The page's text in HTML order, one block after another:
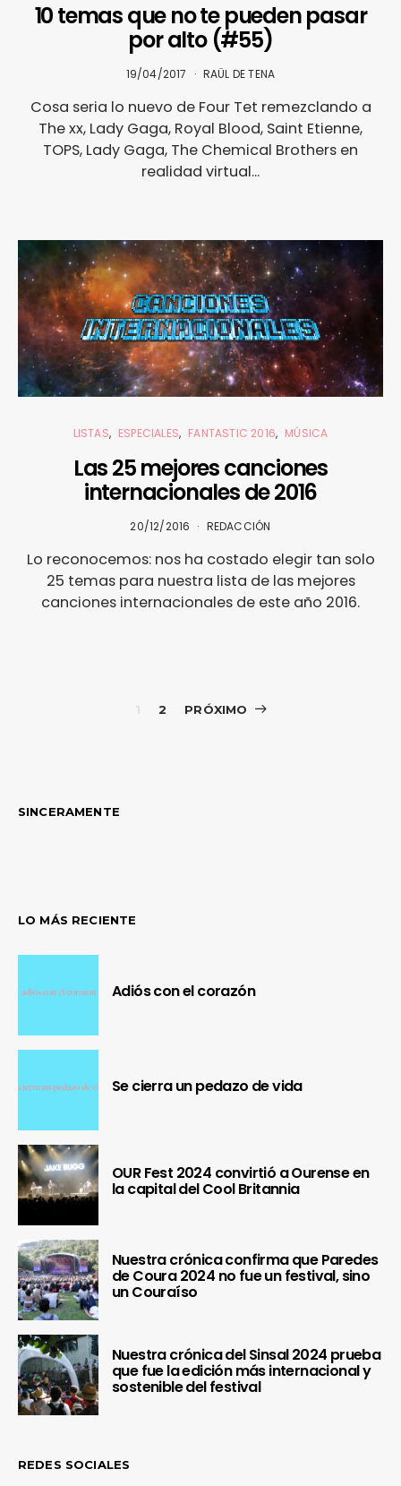
10 temas que no te pueden pasar
por alto (#55)
19/04/2017 RAÜL DE TENA
Cosa seria lo nuevo de Four Tet remezclando a
The xx, Lady Gaga, Royal Blood, Saint Etienne,
TOPS, Lady Gaga, The Chemical Brothers en
realidad virtual...
LISTAS ESPECIALES FANTASTIC 2016 MÚSICA
Las 25 mejores canciones
internacionales de 2016
20/12/2016 REDACCIÓN
Lo reconocemos: nos ha costado elegir tan solo
25 temas para nuestra lista de las mejores
canciones internacionales de este año 2016.
Paginación
1 2 PRÓXIMO
SINCERAMENTE
LO MÁS RECIENTE
Adiós con el corazón
Se cierra un pedazo de vida
OUR Fest 2024 convirtió a Ourense en
la capital del Cool Britannia
Nuestra crónica confirma que Paredes
de Coura 2024 no fue un festival, sino
un Couraíso
Nuestra crónica del Sinsal 2024 prueba
que fue la edición más internacional y
sostenible del festival
REDES SOCIALES